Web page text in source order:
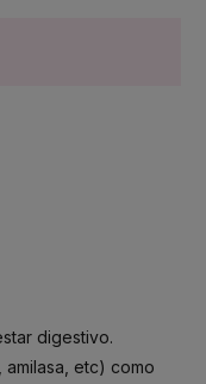
digestivo.
amilasa, etc) como